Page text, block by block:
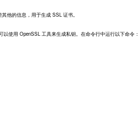
他的信息，用于生成 SSL 证书。
使用 OpenSSL 工具来生成私钥。在命令行中运行以下命令：